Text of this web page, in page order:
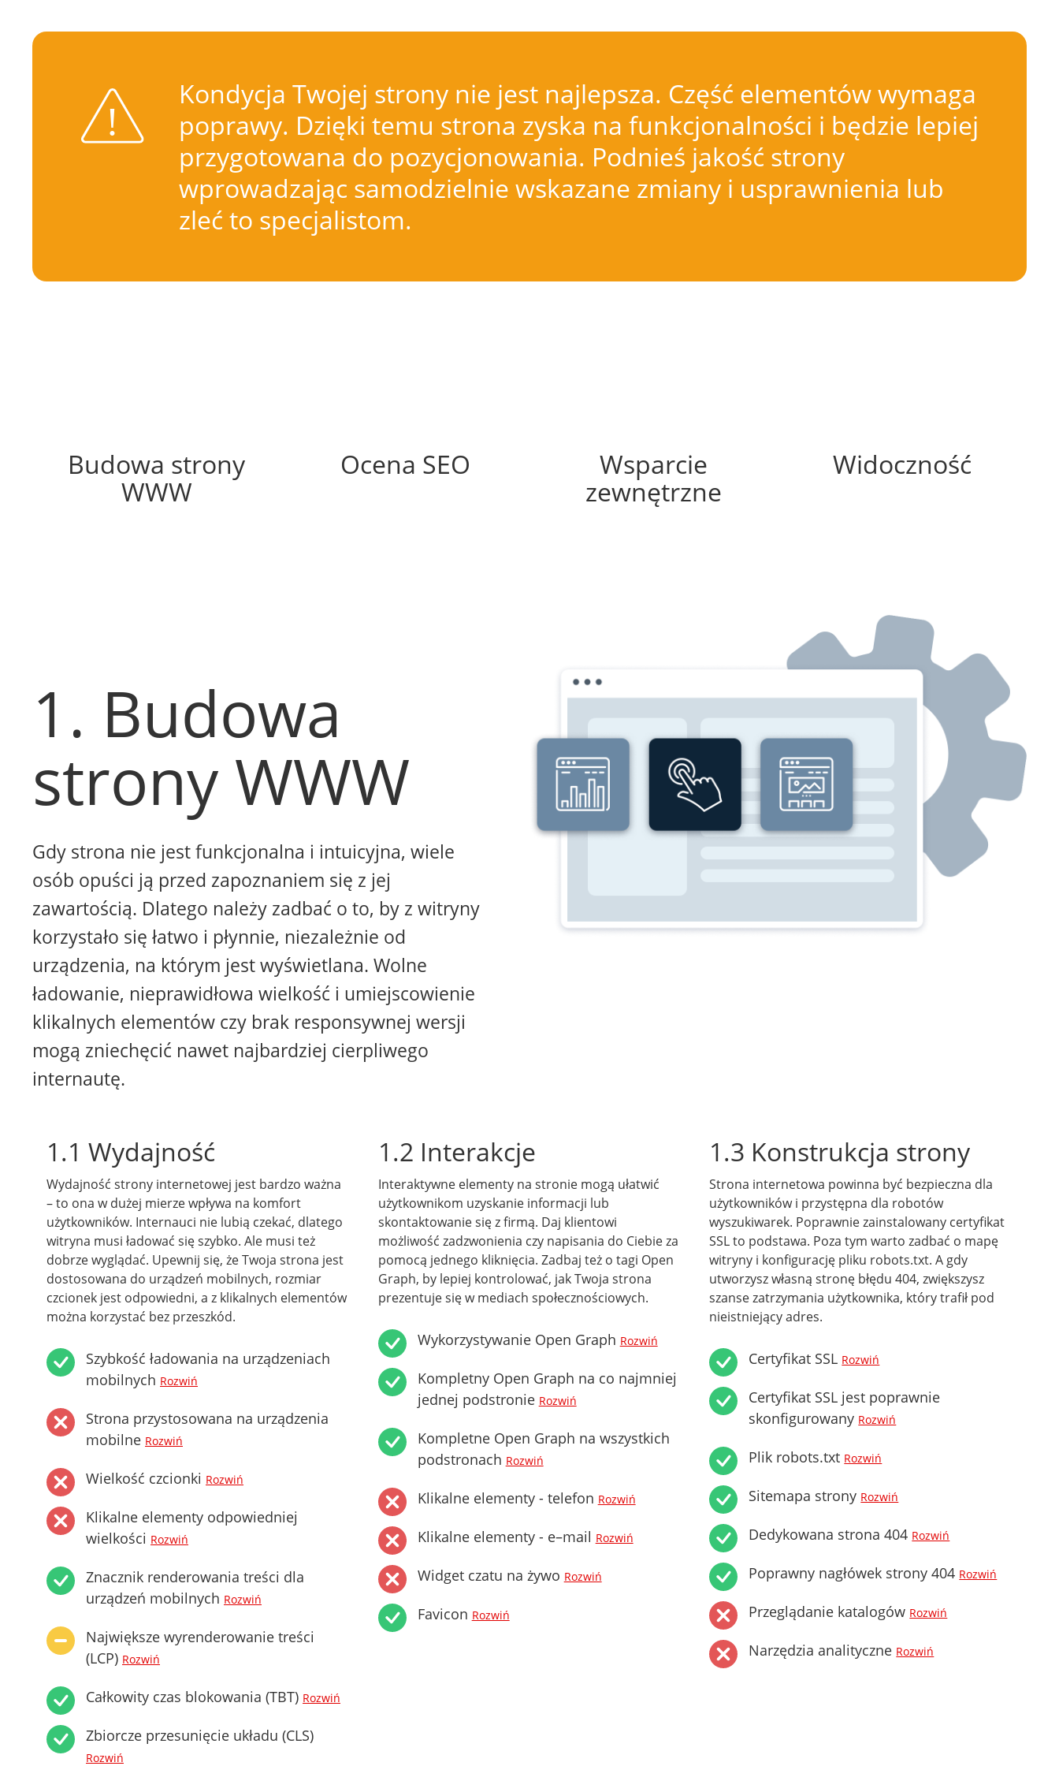
Kondycja Twojej strony nie jest najlepsza. Część elementów wymaga
poprawy. Dzięki temu strona zyska na funkcjonalności i będzie lepiej
przygotowana do pozycjonowania. Podnieś jakość strony
wprowadzając samodzielnie wskazane zmiany i usprawnienia lub
zleć to specjalistom.
Budowa strony
WWW
Ocena SEO
Wsparcie
zewnętrzne
Widoczność
1. Budowa
strony WWW
Gdy strona nie jest funkcjonalna i intuicyjna, wiele
osób opuści ją przed zapoznaniem się z jej
zawartością. Dlatego należy zadbać o to, by z witryny
korzystało się łatwo i płynnie, niezależnie od
urządzenia, na którym jest wyświetlana. Wolne
ładowanie, nieprawidłowa wielkość i umiejscowienie
klikalnych elementów czy brak responsywnej wersji
mogą zniechęcić nawet najbardziej cierpliwego
internautę.
1.1 Wydajność
Wydajność strony internetowej jest bardzo ważna
– to ona w dużej mierze wpływa na komfort
użytkowników. Internauci nie lubią czekać, dlatego
witryna musi ładować się szybko. Ale musi też
dobrze wyglądać. Upewnij się, że Twoja strona jest
dostosowana do urządzeń mobilnych, rozmiar
czcionek jest odpowiedni, a z klikalnych elementów
można korzystać bez przeszkód.
Szybkość ładowania na urządzeniach
mobilnych Rozwiń
Strona przystosowana na urządzenia
mobilne Rozwiń
Wielkość czcionki Rozwiń
Klikalne elementy odpowiedniej
wielkości Rozwiń
Znacznik renderowania treści dla
urządzeń mobilnych Rozwiń
Największe wyrenderowanie treści
(LCP) Rozwiń
Całkowity czas blokowania (TBT) Rozwiń
Zbiorcze przesunięcie układu (CLS)
Rozwiń
1.2 Interakcje
Interaktywne elementy na stronie mogą ułatwić
użytkownikom uzyskanie informacji lub
skontaktowanie się z firmą. Daj klientowi
możliwość zadzwonienia czy napisania do Ciebie za
pomocą jednego kliknięcia. Zadbaj też o tagi Open
Graph, by lepiej kontrolować, jak Twoja strona
prezentuje się w mediach społecznościowych.
Wykorzystywanie Open Graph Rozwiń
Kompletny Open Graph na co najmniej
jednej podstronie Rozwiń
Kompletne Open Graph na wszystkich
podstronach Rozwiń
Klikalne elementy - telefon Rozwiń
Klikalne elementy - e–mail Rozwiń
Widget czatu na żywo Rozwiń
Favicon Rozwiń
1.3 Konstrukcja strony
Strona internetowa powinna być bezpieczna dla
użytkowników i przystępna dla robotów
wyszukiwarek. Poprawnie zainstalowany certyfikat
SSL to podstawa. Poza tym warto zadbać o mapę
witryny i konfigurację pliku robots.txt. A gdy
utworzysz własną stronę błędu 404, zwiększysz
szanse zatrzymania użytkownika, który trafił pod
nieistniejący adres.
Certyfikat SSL Rozwiń
Certyfikat SSL jest poprawnie
skonfigurowany Rozwiń
Plik robots.txt Rozwiń
Sitemapa strony Rozwiń
Dedykowana strona 404 Rozwiń
Poprawny nagłówek strony 404 Rozwiń
Przeglądanie katalogów Rozwiń
Narzędzia analityczne Rozwiń